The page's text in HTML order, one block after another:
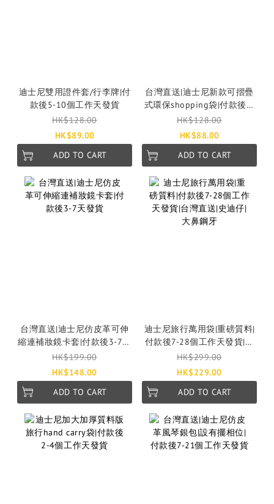
迪士尼雙用證件套/行李牌|付
款後5-10個工作天發貨
HK$128.00
HK$89.00
ADD TO CART
台灣直送|迪士尼新款可摺疊
式環保shopping袋|付款後3-
7個工作天發貨
HK$128.00
HK$88.00
ADD TO CART
台灣直送|迪士尼仿皮革可伸
縮連補妝鏡卡套|付款後3-7天
發貨
HK$199.00
HK$148.00
ADD TO CART
迪士尼旅行萬用袋|重磅質料|
付款後7-28個工作天發貨|台
灣直送|史迪仔|大鼻鋼牙
HK$299.00
HK$229.00
ADD TO CART